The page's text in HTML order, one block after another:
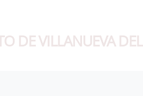
DE VILLANUEVA